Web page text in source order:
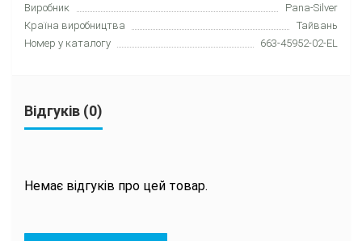
Виробник
Pana-Silver
Країна виробництва
Тайвань
Номер у каталогу
663-45952-02-EL
Відгуків (0)
Немає відгуків про цей товар.